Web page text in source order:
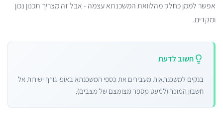
אפשר לממן כחלק מהלוואת המשכנתא עצמה - אבל זה מצריך תכנון נכון
ומקדים.
חשוב לדעת
בנקים למשכנתאות מעבירים את כספי המשכנתא באופן גורף ישירות אל
חשבון המוכר (למעט מספר מצומצם של מצבים).